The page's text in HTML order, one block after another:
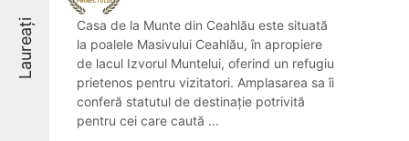
Laureați
Casa de la Munte din Ceahlău este situată
la poalele Masivului Ceahlău, în apropiere
de lacul Izvorul Muntelui, oferind un refugiu
prietenos pentru vizitatori. Amplasarea sa îi
conferă statutul de destinație potrivită
pentru cei care caută ...